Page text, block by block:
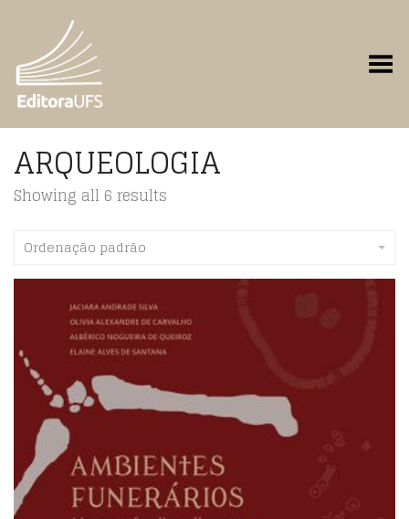
Toggle Menu
ARQUEOLOGIA
Showing all 6 results
Ordenação padrão